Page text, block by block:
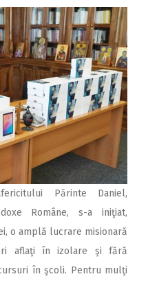
Părinte Daniel,
Române, s-a iniţiat,
o amplă lucrare misionară
aflaţi în izolare şi fără
în şcoli. Pentru mulţi